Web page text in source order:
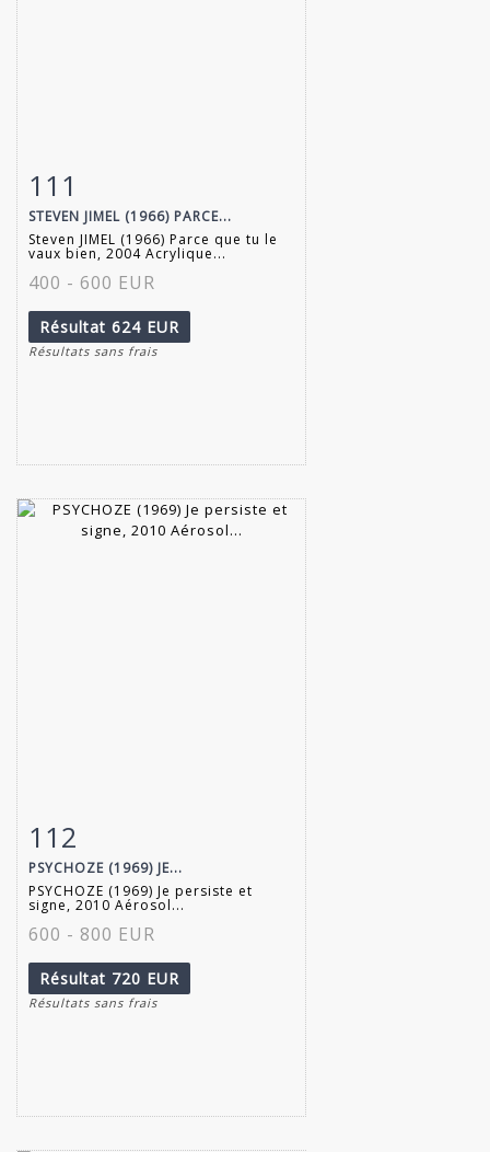
Fiche détaillée
111
STEVEN JIMEL (1966) PARCE...
Steven JIMEL (1966) Parce que tu le
vaux bien, 2004 Acrylique...
400 - 600 EUR
Résultat 624 EUR
Résultats sans frais
Fiche détaillée
112
PSYCHOZE (1969) JE...
PSYCHOZE (1969) Je persiste et
signe, 2010 Aérosol...
600 - 800 EUR
Résultat 720 EUR
Résultats sans frais